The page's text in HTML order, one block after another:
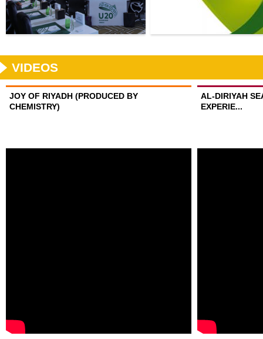
VIDEOS
JOY OF RIYADH (PRODUCED BY
CHEMISTRY)
AL-DIRIYAH
EXPERIE...